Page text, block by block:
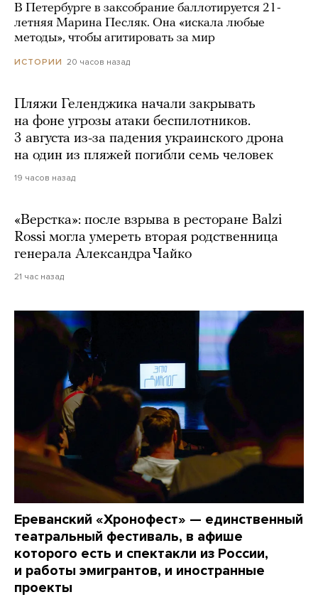
В Петербурге в заксобрание баллотируется 21-
летняя Марина Песляк. Она «искала любые
методы», чтобы агитировать за мир
ИСТОРИИ 20 часов назад
Пляжи Геленджика начали закрывать
на фоне угрозы атаки беспилотников.
3 августа из-за падения украинского дрона
на один из пляжей погибли семь человек
19 часов назад
«Верстка»: после взрыва в ресторане Balzi
Rossi могла умереть вторая родственница
генерала Александра Чайко
21 час назад
Ереванский «Хронофест» — единственный
театральный фестиваль, в афише
которого есть и спектакли из России,
и работы эмигрантов, и иностранные
проекты